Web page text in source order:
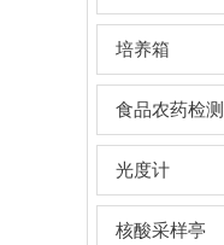
培养箱
食品农药检
光度计
核酸采样亭